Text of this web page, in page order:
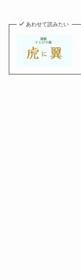
あわせて読みたい